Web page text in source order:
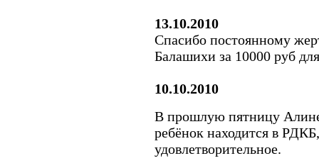
13.10.2010
Спасибо постоянному
Балашихи за 10000 руб
10.10.2010
В прошлую пятницу
ребёнок находится в
удовлетворительное.